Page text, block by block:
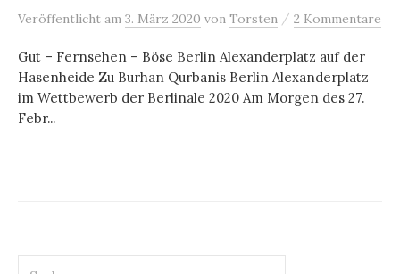
Veröffentlicht am 3. März 2020 von Torsten / 2 Kommentare
Gut – Fernsehen – Böse Berlin Alexanderplatz auf der
Hasenheide Zu Burhan Qurbanis Berlin Alexanderplatz
im Wettbewerb der Berlinale 2020 Am Morgen des 27.
Febr...